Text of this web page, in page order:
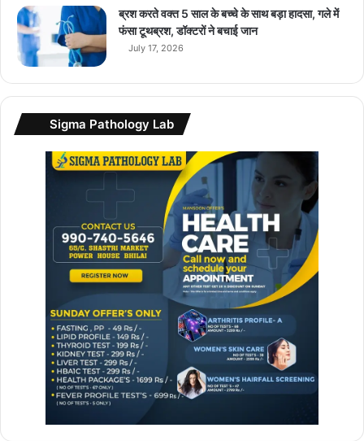
क
र
र
म
…
ब्रश करते वक्त 5 साल के बच्चे के साथ बड़ा हादसा, गले में
फंसा टूथब्रश, डॉक्टरों ने बचाई जान
July 17, 2026
Sigma Pathology Lab